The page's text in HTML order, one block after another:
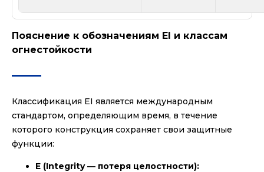
Пояснение к обозначениям EI и классам
огнестойкости
Классификация EI является международным
стандартом, определяющим время, в течение
которого конструкция сохраняет свои защитные
функции:
E (Integrity — потеря целостности):